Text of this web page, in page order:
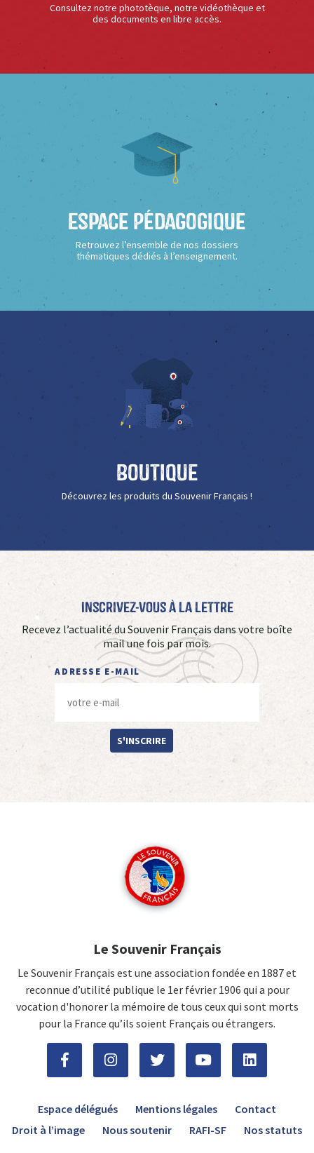
Consultez notre phototèque, notre vidéothèque et
des documents en libre accès.
Espace Pédagogique
Retrouvez l’ensemble de nos dossiers
thématiques dédiés à l’enseignement.
Boutique
Découvrez les produits du Souvenir Français !
Inscrivez-vous à La Lettre
Recevez l’actualité du Souvenir Français dans votre boîte
mail une fois par mois.
ADRESSE E-MAIL
S'INSCRIRE
Le Souvenir Français
Le Souvenir Français est une association fondée en 1887 et
reconnue d’utilité publique le 1er février 1906 qui a pour
vocation d'honorer la mémoire de tous ceux qui sont morts
pour la France qu’ils soient Français ou étrangers.
Espace délégués Mentions légales
Contact
Droit à l’image
Nous soutenir RAFI-SF Nos statuts